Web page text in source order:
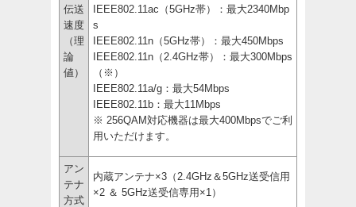
伝送
速度
（理
論
値）
IEEE802.11ac（5GHz帯）：最大2340Mbp
s
IEEE802.11n（5GHz帯）：最大450Mbps
IEEE802.11n（2.4GHz帯）：最大300Mbps
（※）
IEEE802.11a/g：最大54Mbps
IEEE802.11b：最大11Mbps
※ 256QAM対応機器は最大400Mbpsでご利
用いただけます。
アン
テナ
方式
内蔵アンテナ×3（2.4GHz＆5GHz送受信用
×2 ＆ 5GHz送受信専用×1）